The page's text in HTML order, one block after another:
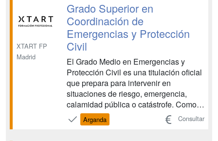
XTART FP
Madrid
Grado Superior en
Coordinación de
Emergencias y Protección
Civil
El Grado Medio en Emergencias y
Protección Civil es una titulación oficial
que prepara para intervenir en
situaciones de riesgo, emergencia,
calamidad pública o catástrofe. Como
Técnico en Emergencias y Protección
Civil aprenderás a actuar en tareas de
Arganda Consultar